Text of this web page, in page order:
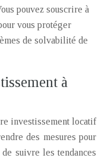
pouvez souscrire à
vous protéger
de solvabilité de
à
investissement locatif
des mesures pour
suivre les tendances